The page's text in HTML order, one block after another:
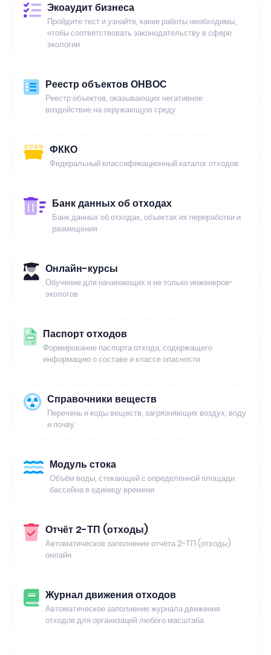
Экоаудит бизнеса
Пройдите тест и узнайте, какие работы необходимы,
чтобы соответствовать законодательству в сфере
экологии
Реестр объектов ОНВОС
Реестр объектов, оказывающих негативное
воздействие на окружающую среду
ФККО
Федеральный классификационный каталог отходов
Банк данных об отходах
Банк данных об отходах, объектах их переработки и
размещения
Онлайн-курсы
Обучение для начинающих и не только инженеров-
экологов
Паспорт отходов
Формирование паспорта отхода, содержащего
информацию о составе и классе опасности
Справочники веществ
Перечень и коды веществ, загрязняющих воздух, воду
и почву
Модуль стока
Объём воды, стекающей с определенной площади
бассейна в единицу времени
Отчёт 2-ТП (отходы)
Автоматическое заполнение отчёта 2-ТП (отходы)
онлайн
Журнал движения отходов
Автоматическое заполнение журнала движения
отходов для организаций любого масштаба